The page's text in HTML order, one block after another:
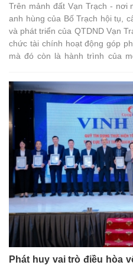
Trên mảnh đất Vạn Trạch - nơi
anh hùng của Bố Trạch hội tụ,
và phát triển của QTDND Vạn
chức tài chính hoạt động góp
mà đó còn là hành trình của
cốt cách kiên cường của con
Phát huy vai trò điều hòa